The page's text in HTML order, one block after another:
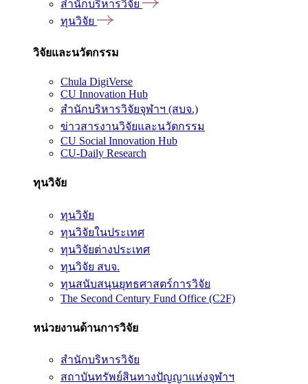
สำนักบริหารวิจัย
ทุนวิจัย
วิจัยและนวัตกรรม
Chula DigiVerse
CU Innovation Hub
สำนักบริหารวิจัยจุฬาฯ (สบจ.)
ข่าวสารงานวิจัยและนวัตกรรม
CU Social Innovation Hub
CU-Daily Research
ทุนวิจัย
ทุนวิจัย
ทุนวิจัยในประเทศ
ทุนวิจัยต่างประเทศ
ทุนวิจัย สบจ.
ทุนสนับสนุนยุทธศาสตร์การวิจัย
The Second Century Fund Office (C2F)
หน่วยงานด้านการวิจัย
สำนักบริหารวิจัย
สถาบันทรัพย์สินทางปัญญาแห่งจุฬาฯ